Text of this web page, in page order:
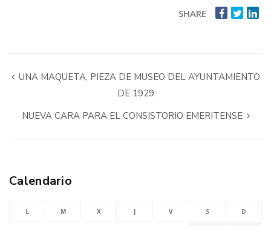
SHARE
UNA MAQUETA, PIEZA DE MUSEO DEL AYUNTAMIENTO
DE 1929
NUEVA CARA PARA EL CONSISTORIO EMERITENSE
Calendario
L M X J V S D